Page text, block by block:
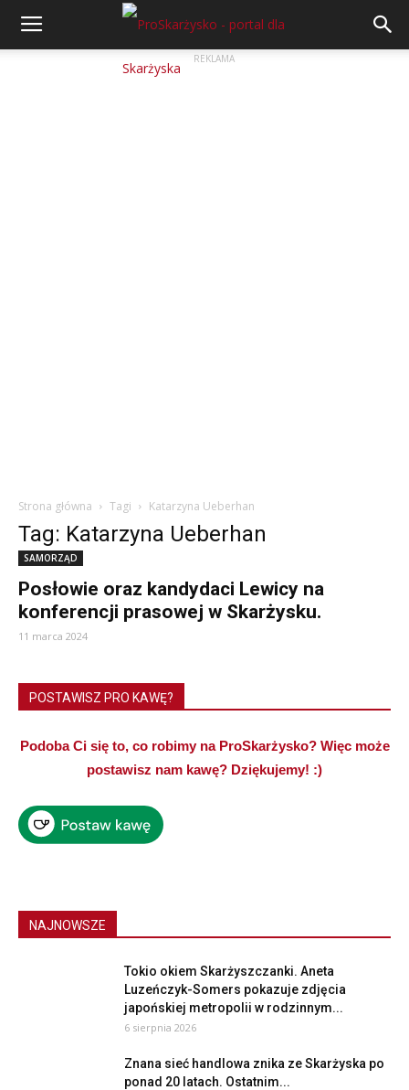
REKLAMA
Strona główna Tagi Katarzyna Ueberhan
Tag: Katarzyna Ueberhan
SAMORZĄD
Posłowie oraz kandydaci Lewicy na
konferencji prasowej w Skarżysku.
11 marca 2024
POSTAWISZ PRO KAWĘ?
Podoba Ci się to, co robimy na ProSkarżysko? Więc może
postawisz nam kawę? Dziękujemy! :)
NAJNOWSZE
Tokio okiem Skarżyszczanki. Aneta
Luzeńczyk-Somers pokazuje zdjęcia
japońskiej metropolii w rodzinnym...
6 sierpnia 2026
Znana sieć handlowa znika ze Skarżyska po
ponad 20 latach. Ostatnim...